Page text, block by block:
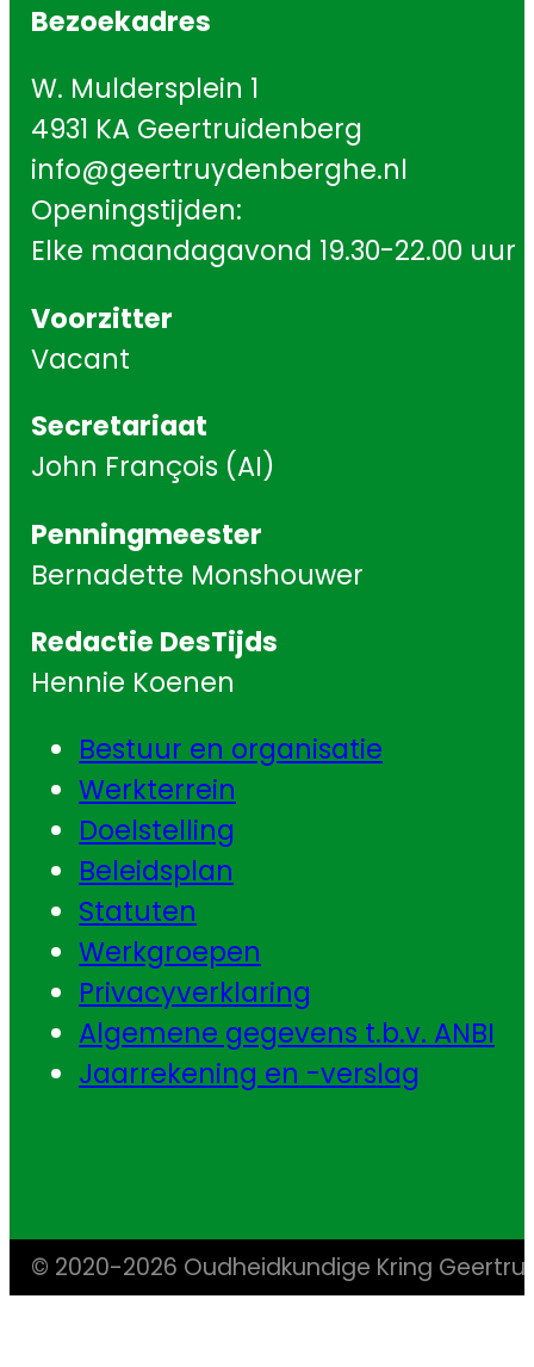
Bezoekadres
W. Muldersplein 1
4931 KA Geertruidenberg
info@geertruydenberghe.nl
Openingstijden:
Elke maandagavond 19.30-22.00 uur
Voorzitter
Vacant
Secretariaat
John François (AI)
Penningmeester
Bernadette Monshouwer
Redactie DesTijds
Hennie Koenen
Bestuur en organisatie
Werkterrein
Doelstelling
Beleidsplan
Statuten
Werkgroepen
Privacyverklaring
Algemene gegevens t.b.v. ANBI
Jaarrekening en -verslag
© 2020-2026 Oudheidkundige Kring